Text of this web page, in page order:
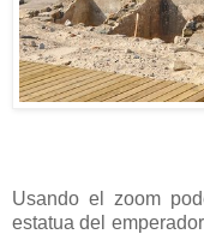
Usando el zoom
estatua del